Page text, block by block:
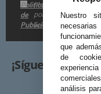
Me gustaría recibir
por e-mail. Puedo
en la
Política
de
Publicidad
¡Síguenos!
Nuestro
que
de
análisis